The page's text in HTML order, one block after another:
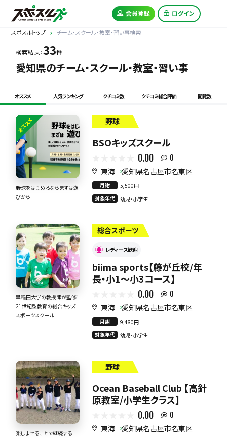
会員登録 ログイン
スポスルトップ チーム・スクール・教室・習い事検索
検索結果：33件
愛知県のチーム・スクール・教室・習い事
オススメ 人気ランキング クチコミ数 クチコミ総合評価 閲覧数
オススメ
野球をはじめるならまずは遊
びから
野球
BSOキッズスクール
0.00 0
東海 愛知県名古屋市名東区
月謝
5,500円
対象年代
幼児・小学生
早稲田大学の教授陣が監修！
21世紀型教育の総合キッズ
スポーツスクール
総合スポーツ
レディース歓迎
biima sports【藤が丘校/年
長・小1〜小3コース】
0.00 0
東海 愛知県名古屋市名東区
月謝
9,480円
対象年代
幼児・小学生
楽しませることで継続する
野球
Ocean Baseball Club 【高針
原教室/小学生クラス】
0.00 0
東海 愛知県名古屋市名東区